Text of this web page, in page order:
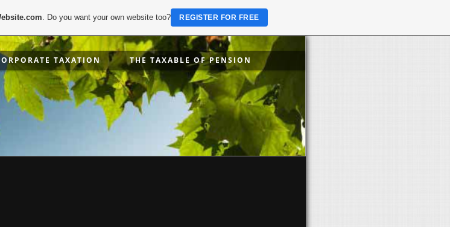
TAXATION THE TAXABLE OF PENSION
. Do you want your own website too? REGISTER FOR FREE